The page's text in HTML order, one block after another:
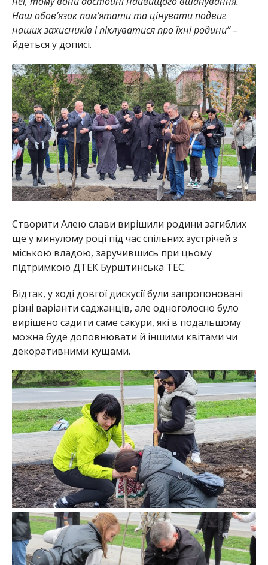
Наш обов’язок пам’ятати та цінувати подвиг
наших захисників і піклуватися про їхні родини”–
йдеться у дописі.
Створити Алею слави вирішили родини загиблих
ще у минулому році під час спільних зустрічей з
міською владою, заручившись при цьому
підтримкою ДТЕК Бурштинська ТЕС.
Відтак, у ході довгої дискусії були запропоновані
різні варіанти саджанців, але одноголосно було
вирішено садити саме сакури, які в подальшому
можна буде доповнювати й іншими квітами чи
декоративними кущами.